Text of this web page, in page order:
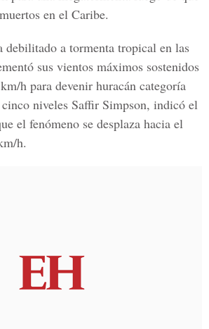
en el Caribe.
debilitado a tormenta tropical en las
sus vientos máximos sostenidos
h para devenir huracán categoría
niveles Saffir Simpson, indicó el
el fenómeno se desplaza hacia el
h.